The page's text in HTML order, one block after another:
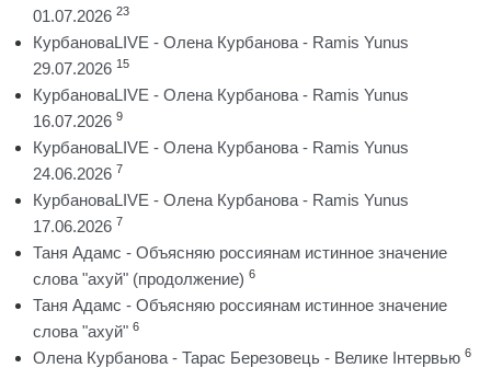
01.07.2026 23
КурбановаLIVE - Олена Курбанова - Ramis Yunus
29.07.2026 15
КурбановаLIVE - Олена Курбанова - Ramis Yunus
16.07.2026 9
КурбановаLIVE - Олена Курбанова - Ramis Yunus
24.06.2026 7
КурбановаLIVE - Олена Курбанова - Ramis Yunus
17.06.2026 7
Таня Адамс - Объясняю россиянам истинное значение
слова "ахуй" (продолжение) 6
Таня Адамс - Объясняю россиянам истинное значение
слова "ахуй" 6
Олена Курбанова - Тарас Березовець - Велике Інтервью 6